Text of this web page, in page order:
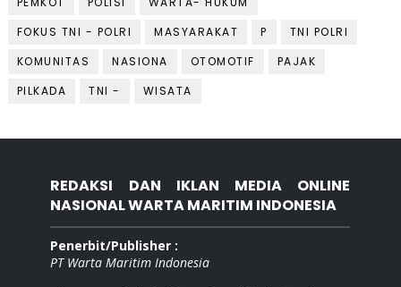
FOKUS TNI - POLRI
MASYARAKAT P
TNI POLRI
KOMUNITAS
NASIONA OTOMOTIF
PAJAK
PILKADA
TNI - WISATA
REDAKSI DAN IKLAN MEDIA ONLINE
NASIONAL WARTA MARITIM INDONESIA
Penerbit/Publisher :
PT Warta Maritim Indonesia